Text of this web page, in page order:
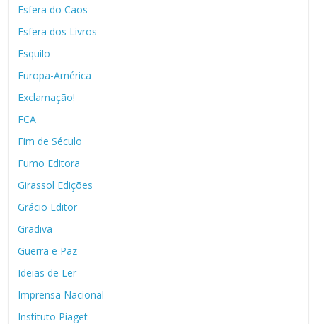
Esfera do Caos
Esfera dos Livros
Esquilo
Europa-América
Exclamação!
FCA
Fim de Século
Fumo Editora
Girassol Edições
Grácio Editor
Gradiva
Guerra e Paz
Ideias de Ler
Imprensa Nacional
Instituto Piaget